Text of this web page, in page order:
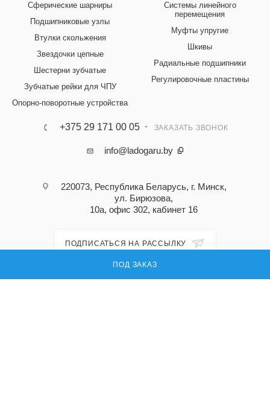
ПОД ЗАКАЗ
Сферические шарниры
Подшипниковые узлы
Втулки скольжения
Звездочки цепные
Шестерни зубчатые
Зубчатые рейки для ЧПУ
Опорно-поворотные устройства
Системы линейного
перемещения
Муфты упругие
Шкивы
Радиальные подшипники
Регулировочные пластины
+375 29 171 00 05 ЗАКАЗАТЬ ЗВОНОК
info@ladogaru.by
220073, Республика Беларусь, г. Минск,
ул. Бирюзова,
10а, офис 302, кабинет 16
ПОДПИСАТЬСЯ НА РАССЫЛКУ